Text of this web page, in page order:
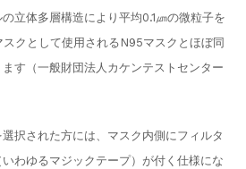
立体多層構造により平均0.1㎛の微粒子を
クとして使用されるN95マスクとほぼ同
す（一般財団法人カケンテストセンター
択された方には、マスク内側にフィルタ
わゆるマジックテープ）が付く仕様にな